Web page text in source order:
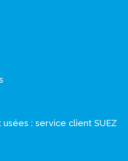
: service client SUEZ